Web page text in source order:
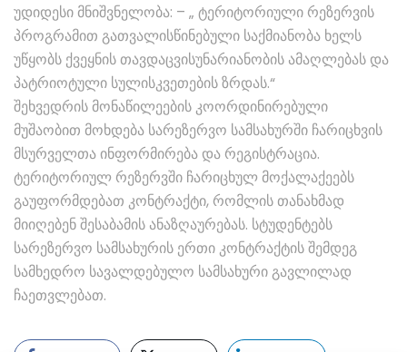
უდიდესი მნიშვნელობა: – „ ტერიტორიული რეზერვის
პროგრამით გათვალისწინებული საქმიანობა ხელს
უწყობს ქვეყნის თავდაცვისუნარიანობის ამაღლებას და
პატრიოტული სულისკვეთების ზრდას.“
შეხვედრის მონაწილეების კოორდინირებული
მუშაობით მოხდება სარეზერვო სამსახურში ჩარიცხვის
მსურველთა ინფორმირება და რეგისტრაცია.
ტერიტორიულ რეზერვში ჩარიცხულ მოქალაქეებს
გაუფორმდებათ კონტრაქტი, რომლის თანახმად
მიიღებენ შესაბამის ანაზღაურებას. სტუდენტებს
სარეზერვო სამსახურის ერთი კონტრაქტის შემდეგ
სამხედრო სავალდებულო სამსახური გავლილად
ჩაეთვლებათ.